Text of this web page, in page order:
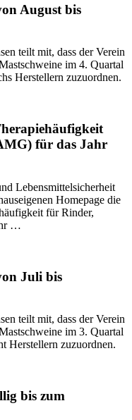
August bis
teilt mit, dass der Verein
im 4. Quartal
Herstellern zuzuordnen.
für das Jahr
Lebensmittelsicherheit
Homepage die
für Rinder,
…
Juli bis
teilt mit, dass der Verein
im 3. Quartal
Herstellern zuzuordnen.
bis zum